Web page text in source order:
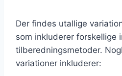
Der findes utallige
som inkluderer forskellige
tilberedningsmetoder.
variationer inkluderer: